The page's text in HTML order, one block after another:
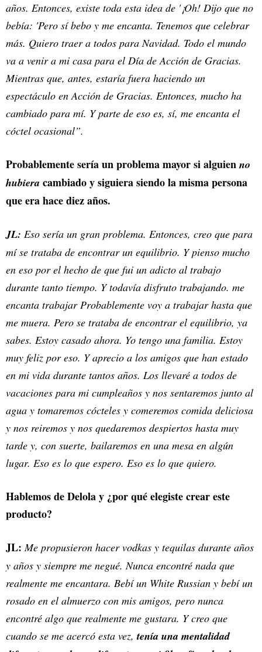
años. Entonces, existe toda esta idea de '¡Oh! Dijo que no
bebía: 'Pero sí bebo y me encanta. Tenemos que celebrar
más. Quiero traer a todos para Navidad. Todo el mundo
va a venir a mi casa para el Día de Acción de Gracias.
Mientras que, antes, estaría fuera haciendo un
espectáculo en Acción de Gracias. Entonces, mucho ha
cambiado para mí. Y parte de eso es, sí, me encanta el
cóctel ocasional”.
Probablemente sería un problema mayor si alguien no
hubiera cambiado y siguiera siendo la misma persona
que era hace diez años.
JL: Eso sería un gran problema. Entonces, creo que para
mí se trataba de encontrar un equilibrio. Y pienso mucho
en eso por el hecho de que fui un adicto al trabajo
durante tanto tiempo. Y todavía disfruto trabajando. me
encanta trabajar Probablemente voy a trabajar hasta que
me muera. Pero se trataba de encontrar el equilibrio, ya
sabes. Estoy casado ahora. Yo tengo una familia. Estoy
muy feliz por eso. Y aprecio a los amigos que han estado
en mi vida durante tantos años. Los llevaré a todos de
vacaciones para mi cumpleaños y nos sentaremos junto al
agua y tomaremos cócteles y comeremos comida deliciosa
y nos reiremos y nos quedaremos despiertos hasta muy
tarde y, con suerte, bailaremos en una mesa en algún
lugar. Eso es lo que espero. Eso es lo que quiero.
Hablemos de Delola y ¿por qué elegiste crear este
producto?
JL: Me propusieron hacer vodkas y tequilas durante años
y años y siempre me negué. Nunca encontré nada que
realmente me encantara. Bebí un White Russian y bebí un
rosado en el almuerzo con mis amigos, pero nunca
encontré algo que realmente me gustara. Y creo que
cuando se me acercó esta vez,tenía una mentalidad